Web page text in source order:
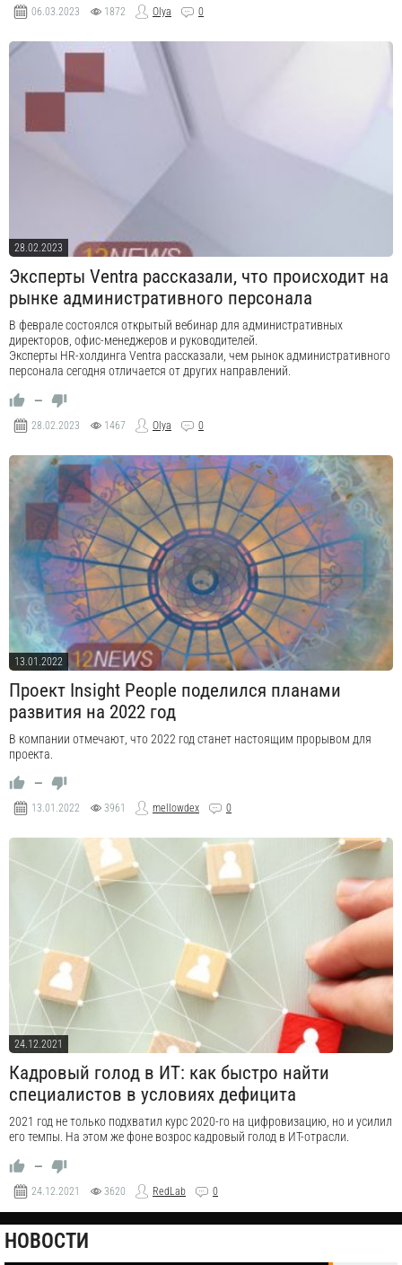
06.03.2023 1872 Olya 0
28.02.2023
Эксперты Ventra рассказали, что происходит на
рынке административного персонала
В феврале состоялся открытый вебинар для административных
директоров, офис-менеджеров и руководителей.
Эксперты HR-холдинга Ventra рассказали, чем рынок административного
персонала сегодня отличается от других направлений.
—
28.02.2023 1467 Olya 0
13.01.2022
Проект Insight People поделился планами
развития на 2022 год
В компании отмечают, что 2022 год станет настоящим прорывом для
проекта.
—
13.01.2022 3961 mellowdex 0
24.12.2021
Кадровый голод в ИТ: как быстро найти
специалистов в условиях дефицита
2021 год не только подхватил курс 2020-го на цифровизацию, но и усилил
его темпы. На этом же фоне возрос кадровый голод в ИТ-отрасли.
—
24.12.2021 3620 RedLab 0
НОВОСТИ